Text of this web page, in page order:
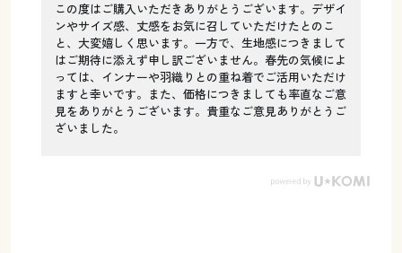
この度はご購入いただきありがとうございます。デザイ
ンやサイズ感、丈感をお気に召していただけたとのこ
と、大変嬉しく思います。一方で、生地感につきまして
はご期待に添えず申し訳ございません。春先の気候によ
っては、インナーや羽織りとの重ね着でご活用いただけ
ますと幸いです。また、価格につきましても率直なご意
見をありがとうございます。貴重なご意見ありがとうご
ざいました。